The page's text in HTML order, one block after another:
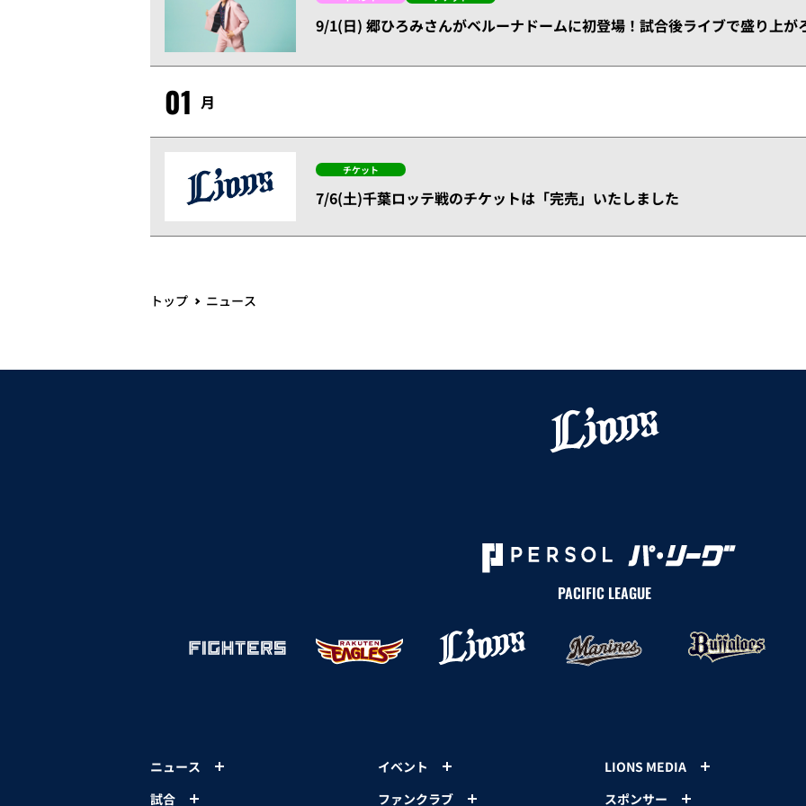
9/1(日) 郷ひろみさんがベルーナドームに初登場！試合後ライブで盛り上が
01 月
チケット
7/6(土)千葉ロッテ戦のチケットは「完売」いたしました
トップ ニュース
PACIFIC LEAGUE
ニュース
試合
イベント
ファンクラブ
LIONS MEDIA
スポンサー